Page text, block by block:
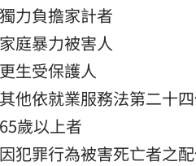
獨力負擔家計者
家庭暴力被害人
更生受保護人
其他依就業服務法第二十
65歲以上者
因犯罪行為被害死亡者之